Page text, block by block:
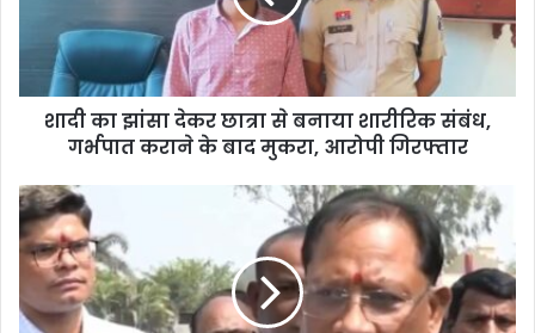
शादी का झांसा देकर छात्रा से बनाया शारीरिक संबंध,
गर्भपात कराने के बाद मुकरा, आरोपी गिरफ्तार